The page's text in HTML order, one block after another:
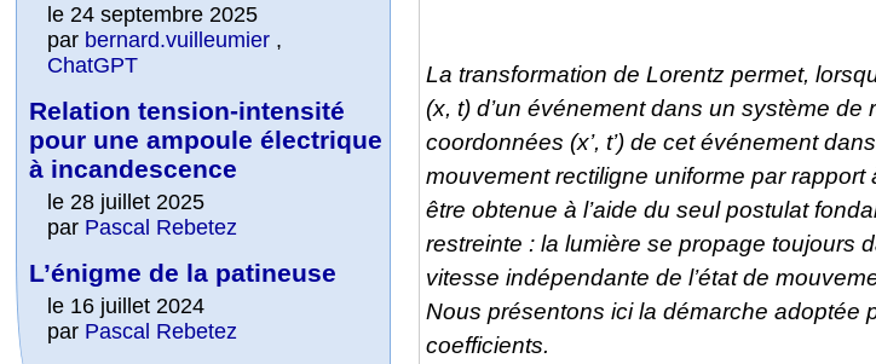
La transformation de Lorentz permet,
(x, t) d’un événement dans un système de
coordonnées (x’, t’) de cet événement
mouvement rectiligne uniforme par rapport
être obtenue à l’aide du seul postulat
restreinte : la lumière se propage toujours
vitesse indépendante de l’état de
Nous présentons ici la démarche adoptée
coefficients.
le 24 septembre 2025
par bernard.vuilleumier ,
ChatGPT
Relation tension-intensité
pour une ampoule électrique
à incandescence
le 28 juillet 2025
par Pascal Rebetez
L’énigme de la patineuse
le 16 juillet 2024
par Pascal Rebetez